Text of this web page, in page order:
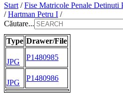
Start /Fise Matricole Penale Detinuti
/Hartman Petru I /
Căutare...
Type Drawer/File
JPG
P1480985
JPG
P1480986